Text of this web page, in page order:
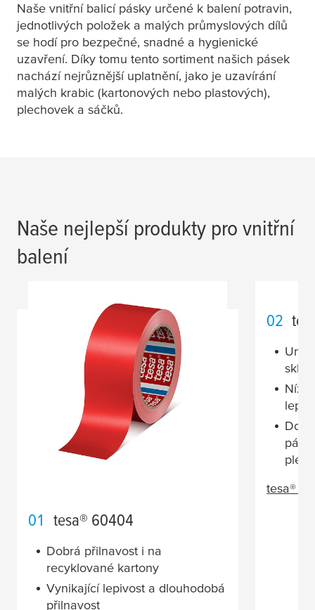
Naše vnitřní balicí pásky určené k balení potravin,
jednotlivých položek a malých průmyslových dílů
se hodí pro bezpečné, snadné a hygienické
uzavření. Díky tomu tento sortiment našich pásek
nachází nejrůznější uplatnění, jako je uzavírání
malých krabic (kartonových nebo plastových),
plechovek a sáčků.
Naše nejlepší produkty pro vnitřní
balení
01 tesa® 60404
Dobrá přilnavost i na
recyklované kartony
Vynikající lepivost a dlouhodobá
přilnavost
02
tesa®